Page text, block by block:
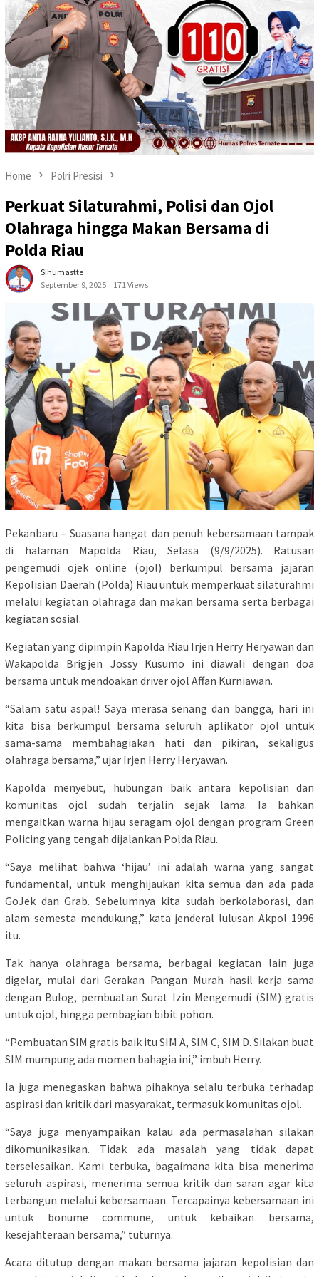
Home Polri Presisi
Perkuat Silaturahmi, Polisi dan Ojol
Olahraga hingga Makan Bersama di
Polda Riau
Sihumastte
September 9, 2025
171 Views
Pekanbaru – Suasana hangat dan penuh kebersamaan tampak
di halaman Mapolda Riau, Selasa (9/9/2025). Ratusan
pengemudi ojek online (ojol) berkumpul bersama jajaran
Kepolisian Daerah (Polda) Riau untuk memperkuat silaturahmi
melalui kegiatan olahraga dan makan bersama serta berbagai
kegiatan sosial.
Kegiatan yang dipimpin Kapolda Riau Irjen Herry Heryawan dan
Wakapolda Brigjen Jossy Kusumo ini diawali dengan doa
bersama untuk mendoakan driver ojol Affan Kurniawan.
“Salam satu aspal! Saya merasa senang dan bangga, hari ini
kita bisa berkumpul bersama seluruh aplikator ojol untuk
sama-sama membahagiakan hati dan pikiran, sekaligus
olahraga bersama,” ujar Irjen Herry Heryawan.
Kapolda menyebut, hubungan baik antara kepolisian dan
komunitas ojol sudah terjalin sejak lama. Ia bahkan
mengaitkan warna hijau seragam ojol dengan program Green
Policing yang tengah dijalankan Polda Riau.
“Saya melihat bahwa ‘hijau’ ini adalah warna yang sangat
fundamental, untuk menghijaukan kita semua dan ada pada
GoJek dan Grab. Sebelumnya kita sudah berkolaborasi, dan
alam semesta mendukung,” kata jenderal lulusan Akpol 1996
itu.
Tak hanya olahraga bersama, berbagai kegiatan lain juga
digelar, mulai dari Gerakan Pangan Murah hasil kerja sama
dengan Bulog, pembuatan Surat Izin Mengemudi (SIM) gratis
untuk ojol, hingga pembagian bibit pohon.
“Pembuatan SIM gratis baik itu SIM A, SIM C, SIM D. Silakan buat
SIM mumpung ada momen bahagia ini,” imbuh Herry.
Ia juga menegaskan bahwa pihaknya selalu terbuka terhadap
aspirasi dan kritik dari masyarakat, termasuk komunitas ojol.
“Saya juga menyampaikan kalau ada permasalahan silakan
dikomunikasikan. Tidak ada masalah yang tidak dapat
terselesaikan. Kami terbuka, bagaimana kita bisa menerima
seluruh aspirasi, menerima semua kritik dan saran agar kita
terbangun melalui kebersamaan. Tercapainya kebersamaan ini
untuk bonume commune, untuk kebaikan bersama,
kesejahteraan bersama,” tuturnya.
Acara ditutup dengan makan bersama jajaran kepolisian dan